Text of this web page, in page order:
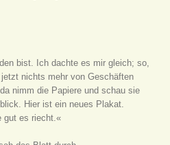
bist. Ich dachte es mir gleich; so,
nichts mehr von Geschäften
nimm die Papiere und schau sie
Hier ist ein neues Plakat.
gut es riecht.«